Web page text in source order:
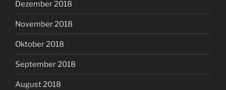
Dezember 2018
November 2018
Oktober 2018
September 2018
August 2018